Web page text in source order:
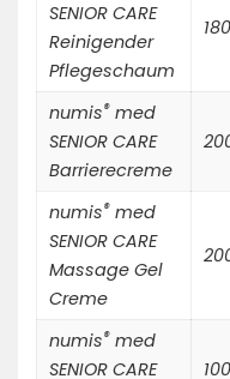
SENIOR CARE
Reinigender
Pflegeschaum
numis® med
SENIOR CARE
Barrierecreme
numis® med
SENIOR CARE
Massage Gel
Creme
numis® med
SENIOR CARE